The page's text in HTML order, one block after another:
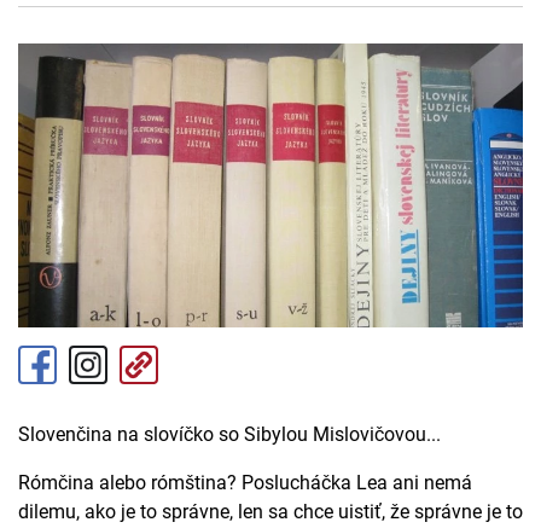
Slovenčina na slovíčko so Sibylou Mislovičovou...
Rómčina alebo rómština? Poslucháčka Lea ani nemá
dilemu, ako je to správne, len sa chce uistiť, že správne je to